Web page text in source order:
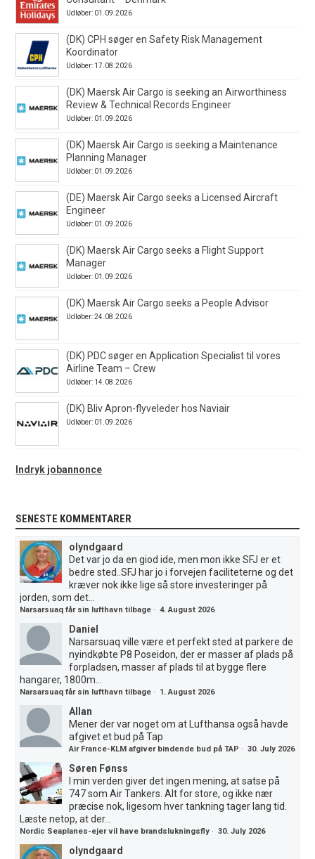
Udløber: 01.09.2026
(DK) CPH søger en Safety Risk Management
Koordinator
Udløber: 17.08.2026
(DK) Maersk Air Cargo is seeking an Airworthiness
Review & Technical Records Engineer
Udløber: 01.09.2026
(DK) Maersk Air Cargo is seeking a Maintenance
Planning Manager
Udløber: 01.09.2026
(DE) Maersk Air Cargo seeks a Licensed Aircraft
Engineer
Udløber: 01.09.2026
(DK) Maersk Air Cargo seeks a Flight Support
Manager
Udløber: 01.09.2026
(DK) Maersk Air Cargo seeks a People Advisor
Udløber: 24.08.2026
(DK) PDC søger en Application Specialist til vores
Airline Team – Crew
Udløber: 14.08.2026
(DK) Bliv Apron-flyveleder hos Naviair
Udløber: 01.09.2026
Indryk jobannonce
SENESTE KOMMENTARER
olyndgaard
Det var jo da en giod ide, men mon ikke SFJ er et
bedre sted..SFJ har jo i forvejen faciliteterne og det
kræver nok ikke lige så store investeringer på
jorden, som det...
Narsarsuaq får sin lufthavn tilbage ·4. August 2026
Daniel
Narsarsuaq ville være et perfekt sted at parkere de
nyindkøbte P8 Poseidon, der er masser af plads på
forpladsen, masser af plads til at bygge flere
hangarer, 1800m...
Narsarsuaq får sin lufthavn tilbage · 1. August 2026
Allan
Mener der var noget om at Lufthansa også havde
afgivet et bud på Tap
Air France-KLM afgiver bindende bud på TAP ·30. July 2026
Søren Fønss
I min verden giver det ingen mening, at satse på
747 som Air Tankers. Alt for store, og ikke nær
præcise nok, ligesom hver tankning tager lang tid.
Læste netop, at der...
Nordic Seaplanes-ejer vil have brandslukningsfly ·30. July 2026
olyndgaard